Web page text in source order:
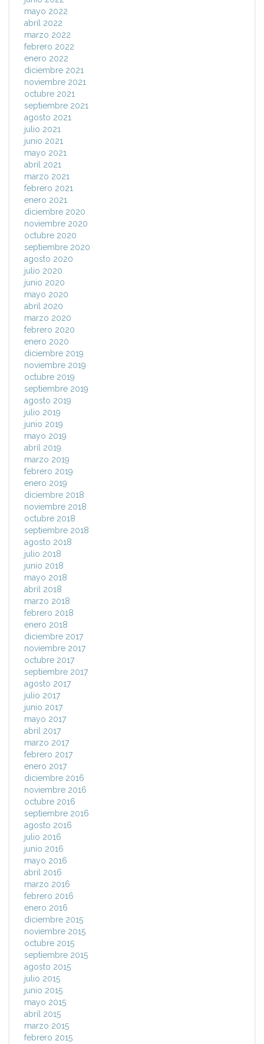
mayo 2022
abril 2022
marzo 2022
febrero 2022
enero 2022
diciembre 2021
noviembre 2021
octubre 2021
septiembre 2021
agosto 2021
julio 2021
junio 2021
mayo 2021
abril 2021
marzo 2021
febrero 2021
enero 2021
diciembre 2020
noviembre 2020
octubre 2020
septiembre 2020
agosto 2020
julio 2020
junio 2020
mayo 2020
abril 2020
marzo 2020
febrero 2020
enero 2020
diciembre 2019
noviembre 2019
octubre 2019
septiembre 2019
agosto 2019
julio 2019
junio 2019
mayo 2019
abril 2019
marzo 2019
febrero 2019
enero 2019
diciembre 2018
noviembre 2018
octubre 2018
septiembre 2018
agosto 2018
julio 2018
junio 2018
mayo 2018
abril 2018
marzo 2018
febrero 2018
enero 2018
diciembre 2017
noviembre 2017
octubre 2017
septiembre 2017
agosto 2017
julio 2017
junio 2017
mayo 2017
abril 2017
marzo 2017
febrero 2017
enero 2017
diciembre 2016
noviembre 2016
octubre 2016
septiembre 2016
agosto 2016
julio 2016
junio 2016
mayo 2016
abril 2016
marzo 2016
febrero 2016
enero 2016
diciembre 2015
noviembre 2015
octubre 2015
septiembre 2015
agosto 2015
julio 2015
junio 2015
mayo 2015
abril 2015
marzo 2015
febrero 2015